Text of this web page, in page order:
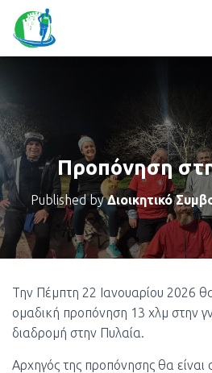
Προπόνηση
Published byΔιοικητικό
Την Πέμπτη 22 Ιανουαρίου 2026 θα
ομαδική προπόνηση 13 χλμ στην
διαδρομή στην Πυλαία.
Αρχηγός της προπόνησης θα είναι